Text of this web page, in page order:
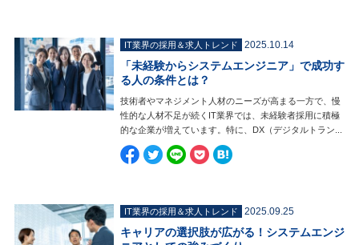
IT業界の採用＆求人トレンド 2025.10.14
「未経験からシステムエンジニア」で成功す
る人の条件とは？
技術者やマネジメント人材のニーズが高まる一方で、慢
性的な人材不足が続くIT業界では、未経験者採用に積極
的な企業が増えています。特に、DX（デジタルトラン...
IT業界の採用＆求人トレンド 2025.09.25
キャリアの選択肢が広がる！システムエンジ